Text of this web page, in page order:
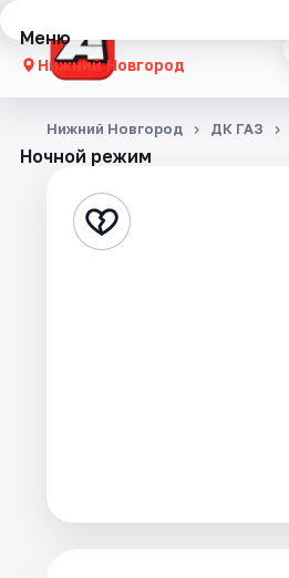
Меню
Нижний Новгород
Концерты
Стендап
Ночной режим
Нижний Новгород ДК ГАЗ